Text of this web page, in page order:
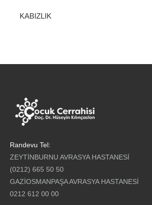
KABIZLIK
Randevu Tel:
ZEYTİNBURNU AVRASYA HASTANESİ
(0212) 665 50 50
GAZİOSMANPAŞA AVRASYA HASTANESİ
0212 612 00 00